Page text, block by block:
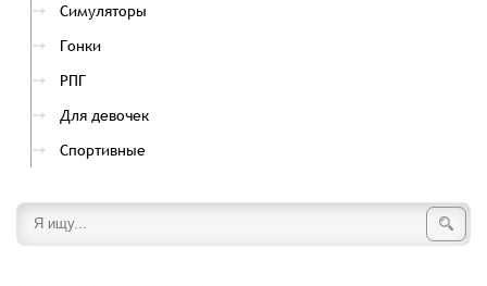
Симуляторы
Гонки
РПГ
Для девочек
Спортивные